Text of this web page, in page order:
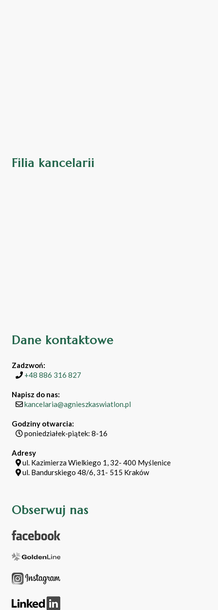
Filia kancelarii
Dane kontaktowe
Zadzwoń:
+48 886 316 827
Napisz do nas:
kancelaria@agnieszkaswiatlon.pl
Godziny otwarcia:
poniedziałek-piątek: 8-16
Adresy
ul. Kazimierza Wielkiego 1, 32- 400 Myślenice
ul. Bandurskiego 48/6, 31- 515 Kraków
Obserwuj nas